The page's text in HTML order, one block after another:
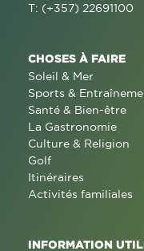
T: (+357) 22691100
CHOSES À FAIRE
Soleil & Mer
Sports &
Santé & Bien-être
La Gastronomie
Culture & Religion
Golf
Itinéraires
Activités familiales
INFORMATION